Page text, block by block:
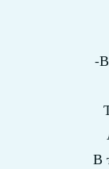
-
В